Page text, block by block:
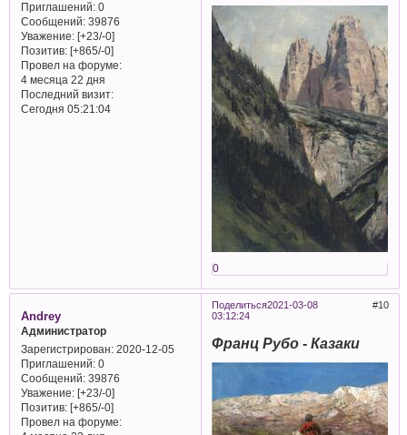
Приглашений:0
Сообщений:39876
Уважение: [+23/-0]
Позитив: [+865/-0]
Провел на форуме:
4 месяца 22 дня
Последний визит:
Сегодня 05:21:04
0
Поделиться 10
2021-03-08
03:12:24
Andrey
Администратор
Зарегистрирован: 2020-12-05
Приглашений:0
Сообщений:39876
Уважение: [+23/-0]
Позитив: [+865/-0]
Провел на форуме:
Франц Рубо - Казаки